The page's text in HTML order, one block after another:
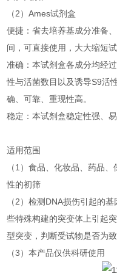
（2）Ames试剂盒
便捷：省去培养基成分准备
间，可直接使用，大大缩短试
准确：本试剂盒各成分均经
性与活菌数目以及诱导S9活
确、可靠、重现性高。
稳定：本试剂盒稳定性强、易
适用范围
（1）食品、化妆品、药品
性的初筛
（2）检测DNA损伤引起的
些特殊构建的突变体上引起
型突变，判断受试物是否为
（3）本产品仅供科研使用